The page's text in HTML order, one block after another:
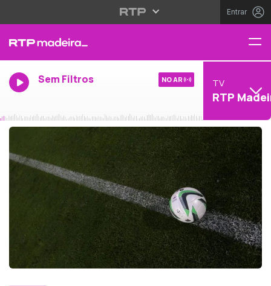
Entrar
Sem Filtros NO AR TV
RTP